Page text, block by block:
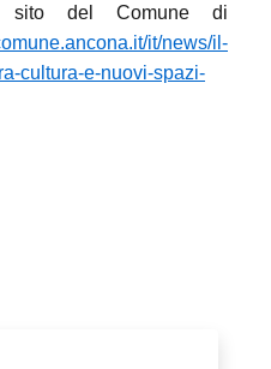
del Comune di
it/news/il-
cultura-e-nuovi-spazi-